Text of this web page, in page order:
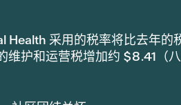
Health 采用的税率将比去年
护和运营税增加约 $8.41（